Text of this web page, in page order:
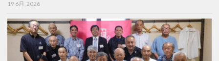
19 6月, 2026